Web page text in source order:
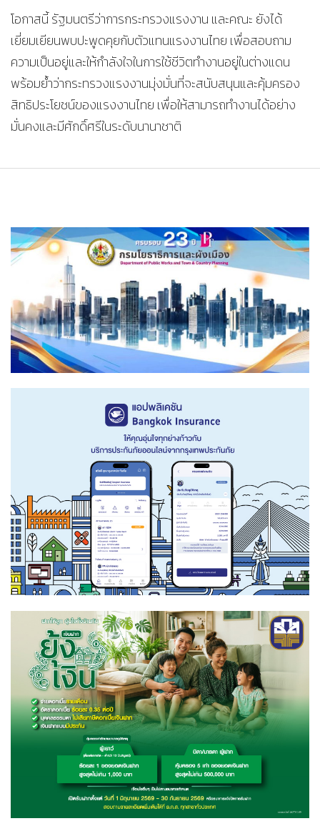
โอกาสนี้ รัฐมนตรีว่าการกระทรวงแรงงาน และคณะ ยังได้
เยี่ยมเยียนพบปะพูดคุยกับตัวแทนแรงงานไทย เพื่อสอบถาม
ความเป็นอยู่และให้กำลังใจในการใช้ชีวิตทำงานอยู่ในต่างแดน
พร้อมย้ำว่ากระทรวงแรงงานมุ่งมั่นที่จะสนับสนุนและคุ้มครอง
สิทธิประโยชน์ของแรงงานไทย เพื่อให้สามารถทำงานได้อย่าง
มั่นคงและมีศักดิ์ศรีในระดับนานาชาติ